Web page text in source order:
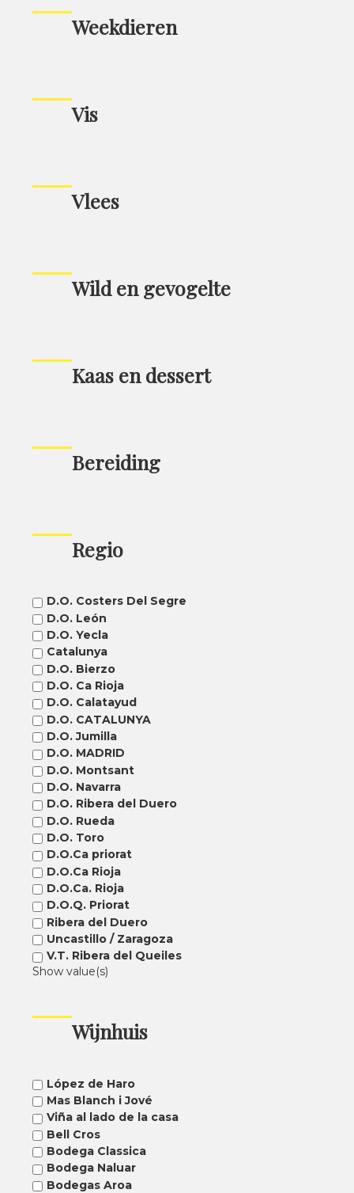
Weekdieren
Vis
Vlees
Wild en gevogelte
Kaas en dessert
Bereiding
Regio
D.O. Costers Del Segre
D.O. León
D.O. Yecla
Catalunya
D.O. Bierzo
D.O. Ca Rioja
D.O. Calatayud
D.O. CATALUNYA
D.O. Jumilla
D.O. MADRID
D.O. Montsant
D.O. Navarra
D.O. Ribera del Duero
D.O. Rueda
D.O. Toro
D.O.Ca priorat
D.O.Ca Rioja
D.O.Ca. Rioja
D.O.Q. Priorat
Ribera del Duero
Uncastillo / Zaragoza
V.T. Ribera del Queiles
Show value(s)
Wijnhuis
López de Haro
Mas Blanch i Jové
Viña al lado de la casa
Bell Cros
Bodega Classica
Bodega Naluar
Bodegas Aroa